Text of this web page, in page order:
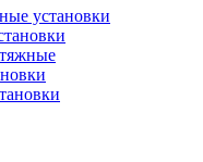
установки